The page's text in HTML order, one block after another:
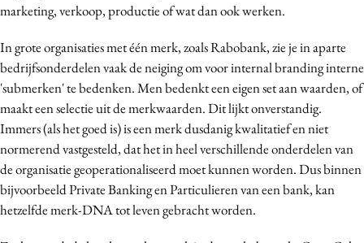
marketing, verkoop, productie of wat dan ook werken.
In grote organisaties met één merk, zoals Rabobank, zie je in aparte
bedrijfsonderdelen vaak de neiging om voor internal branding interne
'submerken' te bedenken. Men bedenkt een eigen set aan waarden, of
maakt een selectie uit de merkwaarden. Dit lijkt onverstandig.
Immers (als het goed is) is een merk dusdanig kwalitatief en niet
normerend vastgesteld, dat het in heel verschillende onderdelen van
de organisatie geoperationaliseerd moet kunnen worden. Dus binnen
bijvoorbeeld Private Banking en Particulieren van een bank, kan
hetzelfde merk-DNA tot leven gebracht worden.